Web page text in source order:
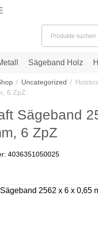
Sägeband Holz
Uncategorized
6 ZpZ
Sägeband
6 ZpZ
4036351050025